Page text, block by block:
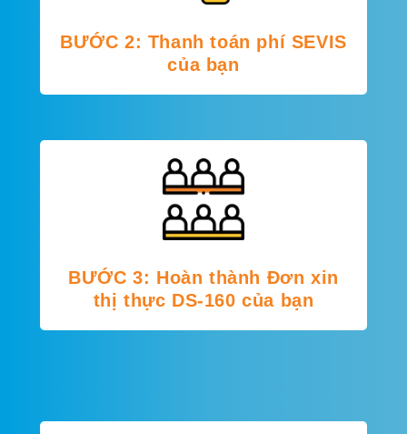
BƯỚC 2: Thanh toán phí SEVIS
của bạn
BƯỚC 3: Hoàn thành Đơn xin
thị thực DS-160 của bạn